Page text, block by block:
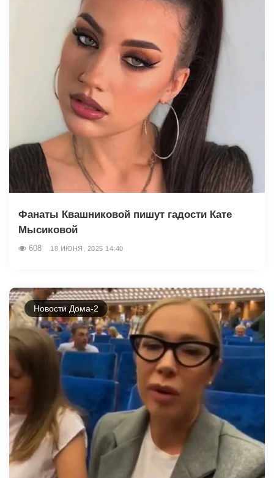
Фанаты Квашниковой пишут гадости Кате
Мысиковой
608 18 ИЮНЯ, 2025 14:40
Новости Дома-2